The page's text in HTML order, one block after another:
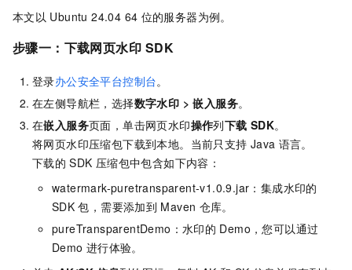
本文以 Ubuntu 24.04 64 位的服务器为例。
步骤一：下载网页水印 SDK
登录办公安全平台控制台。
在左侧导航栏，选择数字水印 >嵌入服务。
在嵌入服务页面，单击网页水印操作列下载 SDK。
将网页水印压缩包下载到本地。当前只支持 Java 语言。
下载的 SDK 压缩包中包含如下内容：
watermark-puretransparent-v1.0.9.jar：集成水印的
SDK 包，需要添加到 Maven 仓库。
pureTransparentDemo：水印的 Demo，您可以通过
Demo 进行体验。